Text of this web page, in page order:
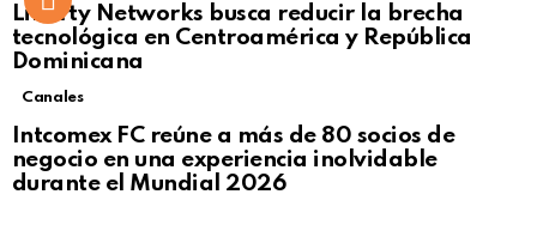
Liberty Networks busca reducir la brecha
tecnológica en Centroamérica y República
Dominicana
Canales
Intcomex FC reúne a más de 80 socios de
negocio en una experiencia inolvidable
durante el Mundial 2026